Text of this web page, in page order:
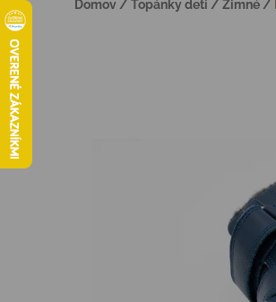
Domov / Topánky deti / Zimné /